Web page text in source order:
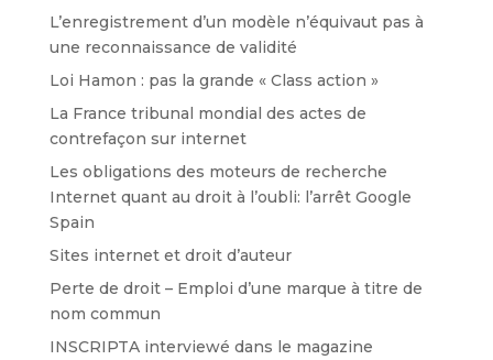
L’enregistrement d’un modèle n’équivaut pas à
une reconnaissance de validité
Loi Hamon : pas la grande « Class action »
La France tribunal mondial des actes de
contrefaçon sur internet
Les obligations des moteurs de recherche
Internet quant au droit à l’oubli: l’arrêt Google
Spain
Sites internet et droit d’auteur
Perte de droit – Emploi d’une marque à titre de
nom commun
INSCRIPTA interviewé dans le magazine